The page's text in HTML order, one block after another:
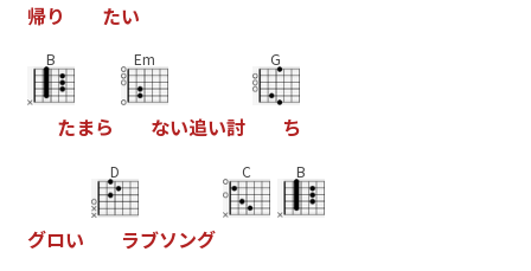
帰り たい
B
たまら
Em
ない追い討
G
ち
グロい
D
ラブソング
C B